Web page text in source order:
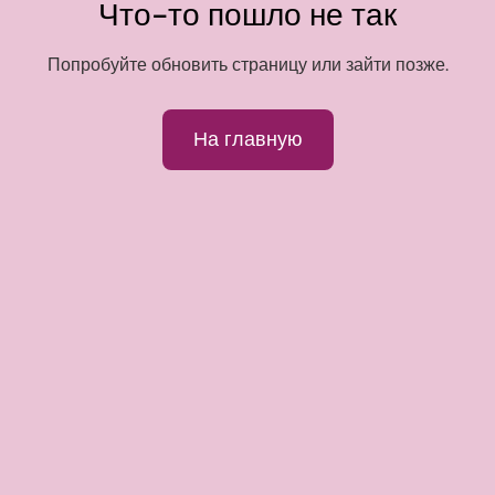
Что-то пошло не так
Попробуйте обновить страницу или зайти позже.
На главную